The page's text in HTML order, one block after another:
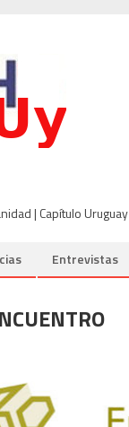
| Capítulo Uruguay
Entrevistas